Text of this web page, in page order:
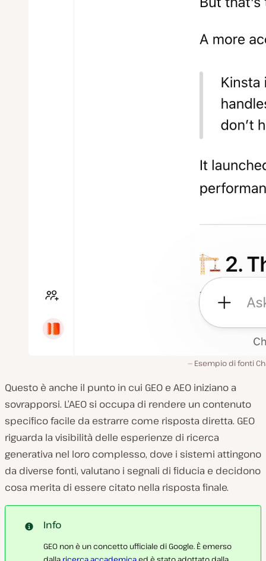
Esempio di fonti
Questo è anche il punto in cui GEO e AEO iniziano a
sovrapporsi. L’AEO si occupa di rendere un contenuto
specifico facile da estrarre come risposta diretta. GEO
riguarda la visibilità delle esperienze di ricerca
generativa nel loro complesso, dove i sistemi attingono
da diverse fonti, valutano i segnali di fiducia e decidono
cosa merita di essere citato nella risposta finale.
Info
GEO non è un concetto ufficiale di Google. È emerso